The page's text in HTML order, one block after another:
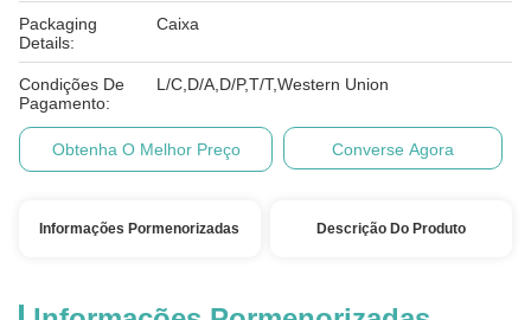
Packaging
Details:
Caixa
Condições De
Pagamento:
L/C,D/A,D/P,T/T,Western Union
Obtenha O Melhor Preço Converse Agora
Informações Pormenorizadas Descrição Do Produto